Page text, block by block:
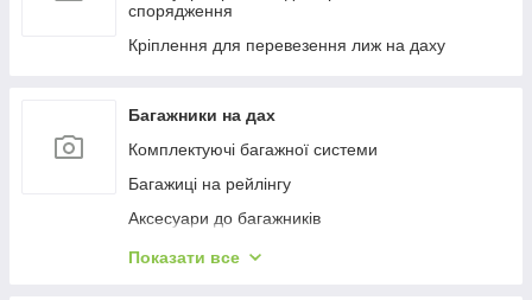
спорядження
Кріплення для перевезення лиж на даху
Багажники на дах
Комплектуючі багажної системи
Багажиці на рейлінгу
Аксесуари до багажників
Багажиці в штатне місце
Показати все